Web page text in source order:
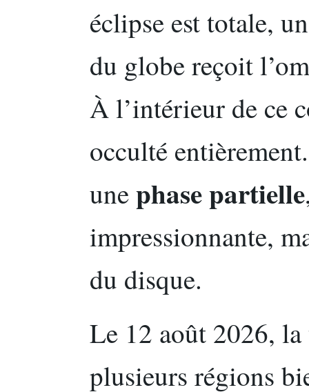
éclipse est totale,
du globe reçoit
À l’intérieur de ce
occulté
unephase partielle
impressionnante,
du disque.
Le 12 août 2026,
plusieurs régions